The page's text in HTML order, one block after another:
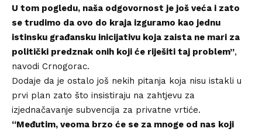
U tom pogledu, naša odgovornost je još veća i zato
se trudimo da ovo do kraja izguramo kao jednu
istinsku građansku inicijativu koja zaista ne mari za
politički predznak onih koji će riješiti taj problem”,
navodi Crnogorac.
Dodaje da je ostalo još nekih pitanja koja nisu istakli u
prvi plan zato što insistiraju na zahtjevu za
izjednačavanje subvencija za privatne vrtiće.
“Međutim, veoma brzo će se za mnoge od nas koji